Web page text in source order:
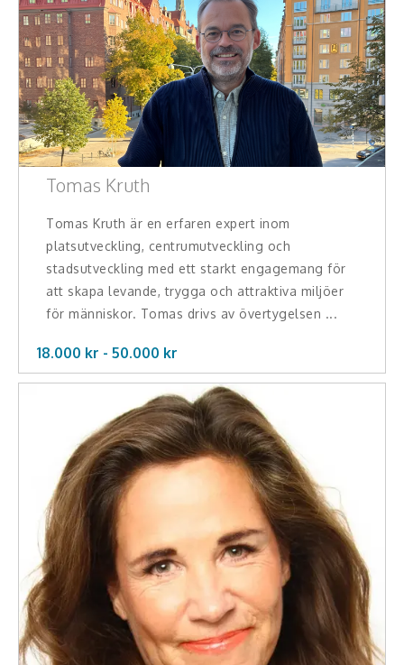
Tomas Kruth
Tomas Kruth är en erfaren expert inom
platsutveckling, centrumutveckling och
stadsutveckling med ett starkt engagemang för
att skapa levande, trygga och attraktiva miljöer
för människor. Tomas drivs av övertygelsen ...
18.000 kr - 50.000 kr